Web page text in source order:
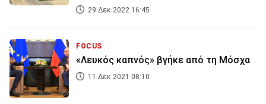
29 Δεκ 2022 16:45
FOCUS
«Λευκός καπνός» βγήκε από τη Μόσχα
11 Δεκ 2021 08:10